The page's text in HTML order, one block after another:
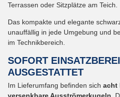
Terrassen oder Sitzplätze am Teich.
Das kompakte und elegante
unauffällig in jede Umgebung und
im Technikbereich.
SOFORT
AUSGESTATTET
Im Lieferumfang befinden sich acht